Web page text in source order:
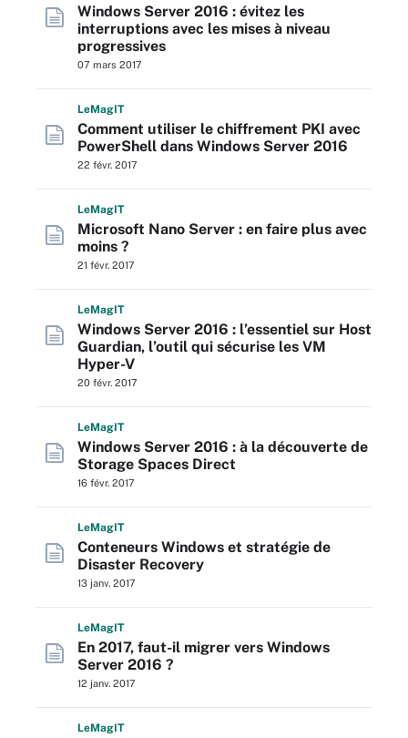
Windows Server 2016 : évitez les
interruptions avec les mises à niveau
progressives
07 mars 2017
LeMagIT
Comment utiliser le chiffrement PKI avec
PowerShell dans Windows Server 2016
22 févr. 2017
LeMagIT
Microsoft Nano Server : en faire plus avec
moins ?
21 févr. 2017
LeMagIT
Windows Server 2016 : l’essentiel sur Host
Guardian, l’outil qui sécurise les VM
Hyper-V
20 févr. 2017
LeMagIT
Windows Server 2016 : à la découverte de
Storage Spaces Direct
16 févr. 2017
LeMagIT
Conteneurs Windows et stratégie de
Disaster Recovery
13 janv. 2017
LeMagIT
En 2017, faut-il migrer vers Windows
Server 2016 ?
12 janv. 2017
LeMagIT